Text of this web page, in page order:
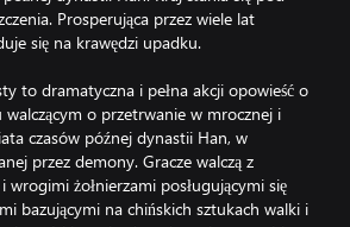
Prosperująca przez wiele lat
się na krawędzi upadku.
to dramatyczna i pełna akcji opowieść o
walczącym o przetrwanie w mrocznej i
czasów późnej dynastii Han, w
przez demony. Gracze walczą z
żołnierzami posługującymi się
bazującymi na chińskich sztukach walki i